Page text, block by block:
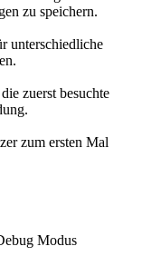
zu speichern.
unterschiedliche
zuerst besuchte
zum ersten Mal
Modus